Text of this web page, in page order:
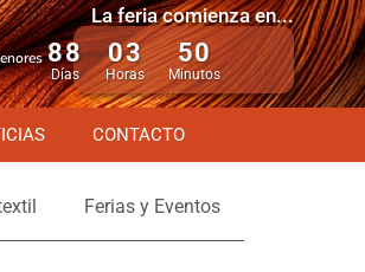
La feria comienza en...
88
Días
03
Horas
50
Minutos
CONTACTO
Ferias y Eventos